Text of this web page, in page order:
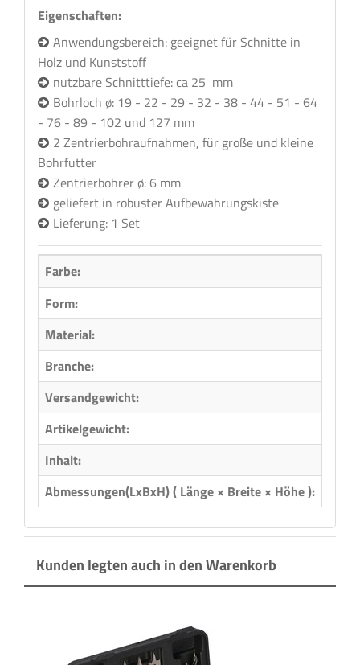
Eigenschaften:
Anwendungsbereich: geeignet für Schnitte in
Holz und Kunststoff
nutzbare Schnitttiefe: ca 25 mm
Bohrloch ø: 19 - 22 - 29 - 32 - 38 - 44 - 51 - 64
- 76 - 89 - 102 und 127 mm
2 Zentrierbohraufnahmen, für große und kleine
Bohrfutter
Zentrierbohrer ø: 6 mm
geliefert in robuster Aufbewahrungskiste
Lieferung: 1 Set
Farbe:
Form:
Material:
Branche:
Versandgewicht:
Artikelgewicht:
Inhalt:
Abmessungen(LxBxH) ( Länge × Breite × Höhe ):
Kunden legten auch in den Warenkorb